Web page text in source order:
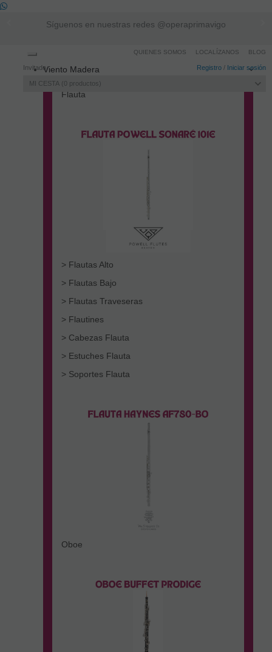
Más vendidos
Invitado Registro / Iniciar sesión
MI CESTA 0 productos
QUIENES SOMOS LOCALÍZANOS BLOG
navigation
Viento Madera
Flauta
> Flautas Alto
> Flautas Bajo
> Flautas Traveseras
> Flautines
> Cabezas Flauta
> Estuches Flauta
> Soportes Flauta
Oboe